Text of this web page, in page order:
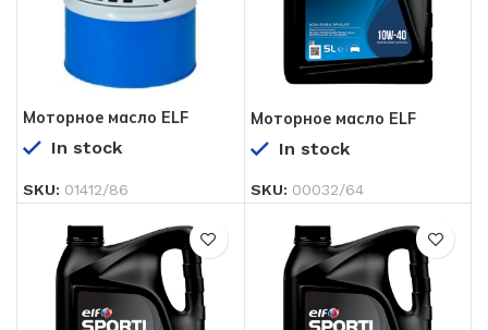
Моторное масло ELF
10W-40 208 л
In stock
SKU: 01412/86
Моторное масло ELF
л
In stock
SKU: 00032/64